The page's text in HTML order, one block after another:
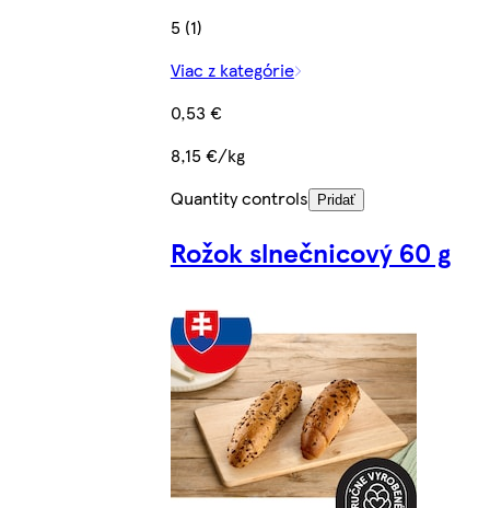
5 (1)
Viac z kategórie
0,53 €
8,15 €/kg
Quantity controls
Pridať
Rožok slnečnicový 60 g